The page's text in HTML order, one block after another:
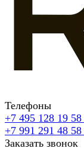
Телефоны
+7 495 128 19 58
+7 991 291 48 58
Заказать звонок